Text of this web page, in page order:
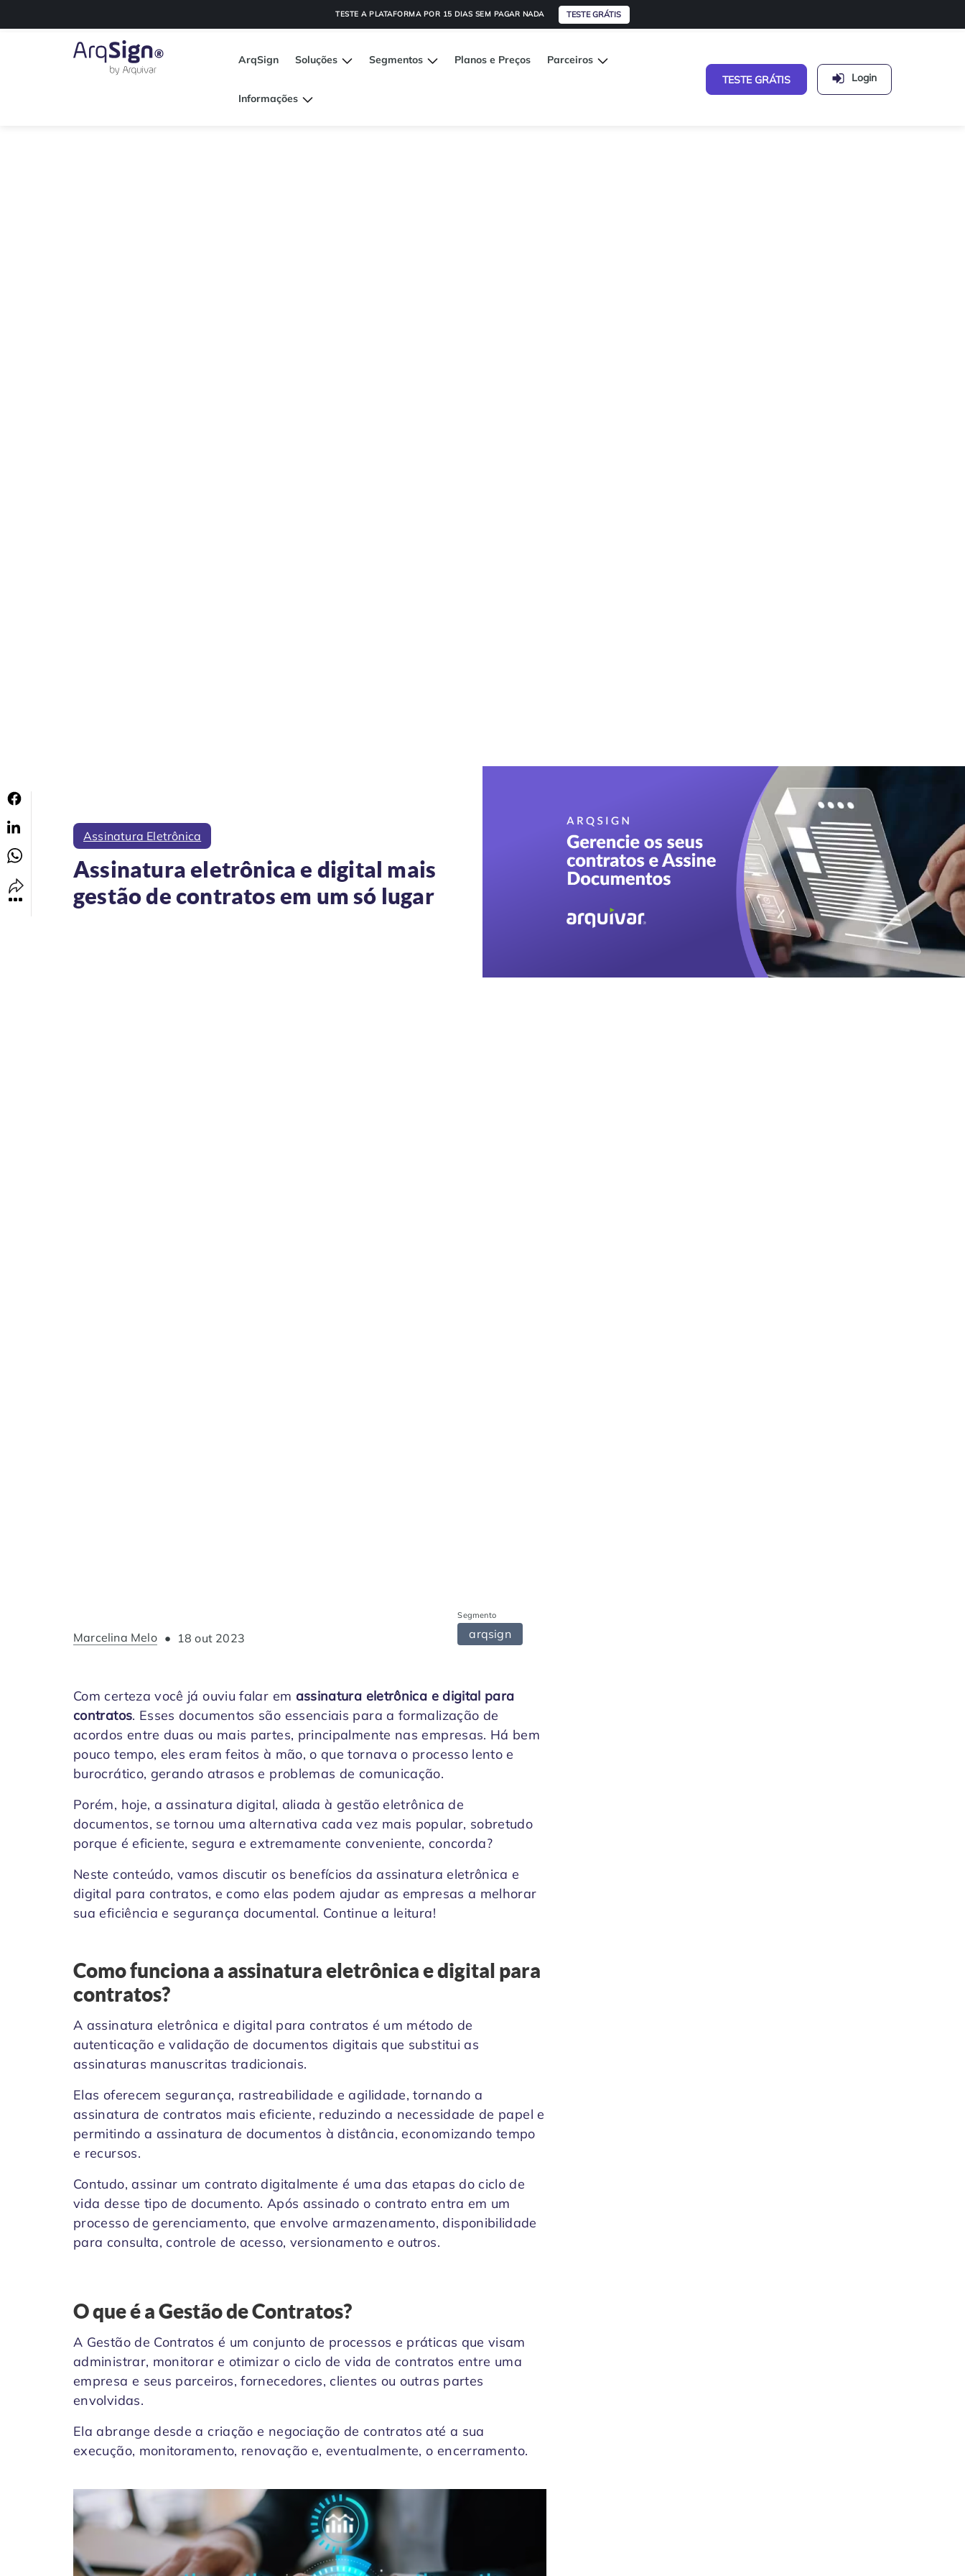
TESTE A PLATAFORMA POR 15 DIAS SEM PAGAR NADA TESTE GRÁTIS
ArqSign Soluções Segmentos Planos e Preços Parceiros
Informações
TESTE GRÁTIS Login
Assinatura Eletrônica
Assinatura eletrônica e digital mais
gestão de contratos em um só lugar
Marcelina Melo • 18 out 2023
Segmento
arqsign
Com certeza você já ouviu falar em assinatura eletrônica e digital para
contratos. Esses documentos são essenciais para a formalização de
acordos entre duas ou mais partes, principalmente nas empresas. Há bem
pouco tempo, eles eram feitos à mão, o que tornava o processo lento e
burocrático, gerando atrasos e problemas de comunicação.
Porém, hoje, a assinatura digital, aliada à gestão eletrônica de
documentos, se tornou uma alternativa cada vez mais popular, sobretudo
porque é eficiente, segura e extremamente conveniente, concorda?
Neste conteúdo, vamos discutir os benefícios da assinatura eletrônica e
digital para contratos, e como elas podem ajudar as empresas a melhorar
sua eficiência e segurança documental. Continue a leitura!
Como funciona a assinatura eletrônica e digital para
contratos?
A assinatura eletrônica e digital para contratos é um método de
autenticação e validação de documentos digitais que substitui as
assinaturas manuscritas tradicionais.
Elas oferecem segurança, rastreabilidade e agilidade, tornando a
assinatura de contratos mais eficiente, reduzindo a necessidade de papel e
permitindo a assinatura de documentos à distância, economizando tempo
e recursos.
Contudo, assinar um contrato digitalmente é uma das etapas do ciclo de
vida desse tipo de documento. Após assinado o contrato entra em um
processo de gerenciamento, que envolve armazenamento, disponibilidade
para consulta, controle de acesso, versionamento e outros.
O que é a Gestão de Contratos?
A Gestão de Contratos é um conjunto de processos e práticas que visam
administrar, monitorar e otimizar o ciclo de vida de contratos entre uma
empresa e seus parceiros, fornecedores, clientes ou outras partes
envolvidas.
Ela abrange desde a criação e negociação de contratos até a sua
execução, monitoramento, renovação e, eventualmente, o encerramento.